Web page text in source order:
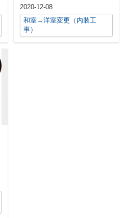
LDKと隣接する居室が和室である
パターンが...
2020-12-08
和室→洋室変更（内装工
事）